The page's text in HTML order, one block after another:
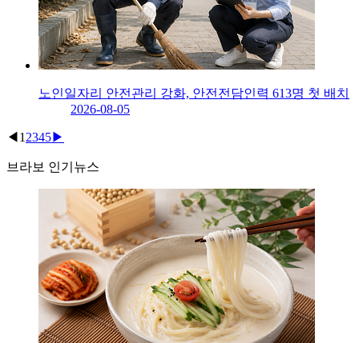
노인일자리 안전관리 강화, 안전전담인력 613명 첫 배치
2026-08-05
◀ 12345▶
브라보 인기뉴스